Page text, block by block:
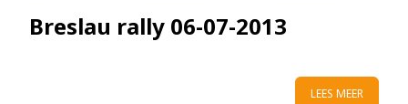
Breslau rally 06-07-2013
LEES MEER